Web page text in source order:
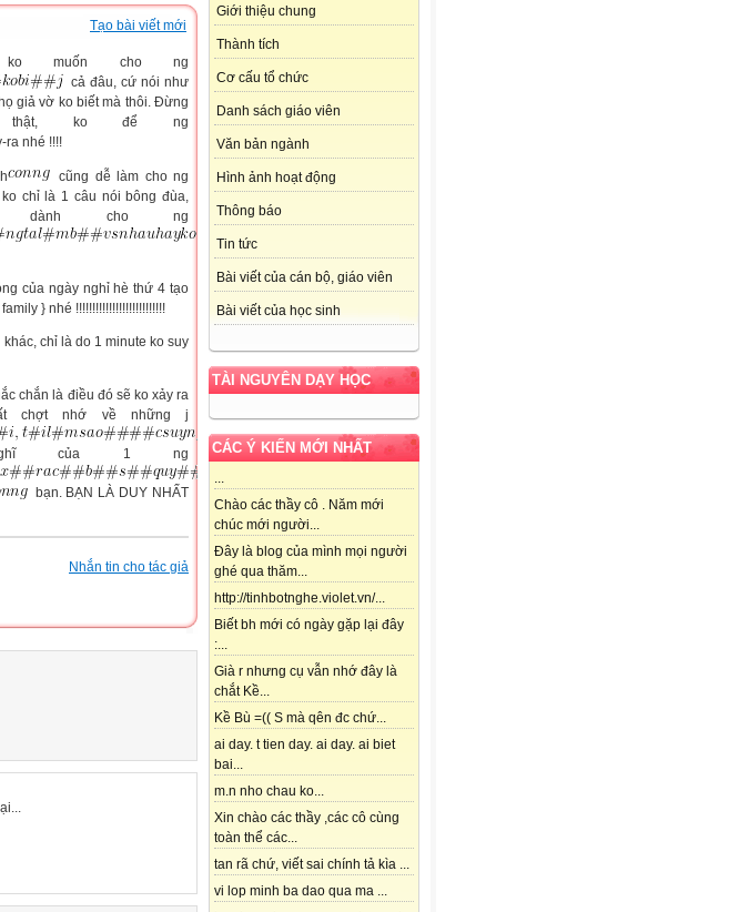
Giới thiệu chung
Thành tích
Cơ cấu tổ chức
Danh sách giáo viên
Văn bản ngành
Hình ảnh hoạt động
Thông báo
Tin tức
Bài viết của cán bộ, giáo viên
Bài viết của học sinh
TÀI NGUYÊN DẠY HỌC
CÁC Ý KIẾN MỚI NHẤT
...
Chào các thầy cô . Năm mới
chúc mới người...
Đây là blog của mình mọi người
ghé qua thăm...
http://tinhbotnghe.violet.vn/...
Biết bh mới có ngày gặp lại đây
:...
Già r nhưng cụ vẫn nhớ đây là
chắt Kề...
Kề Bù =(( S mà qên đc chứ...
ai day. t tien day. ai day. ai biet
bai...
m.n nho chau ko...
Xin chào các thầy ,các cô cùng
toàn thể các...
tan rã chứ, viết sai chính tả kìa ...
vi lop minh ba dao qua ma ...
Tạo bài viết mới
muốn cho ng
cả đâu, cứ nói như
giả vờ ko biết mà thôi. Đừng
thật, ko để ng
ra nhé !!!!
cũng dễ làm cho ng
chỉ là 1 câu nói bông đùa,
dành cho ng
của ngày nghỉ hè thứ 4 tạo
} nhé !!!!!!!!!!!!!!!!!!!!!!!!!!!
khác, chỉ là do 1 minute ko suy
chắn là điều đó sẽ ko xảy ra
chợt nhớ về những j
của 1 ng
bạn. BẠN LÀ DUY NHẤT
Nhắn tin cho tác giả